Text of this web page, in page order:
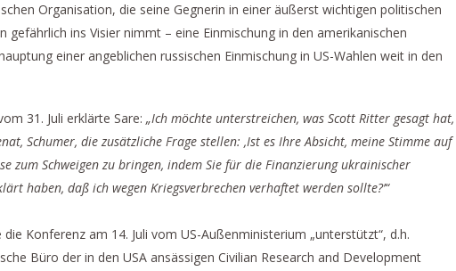
Organisation, die seine Gegnerin in einer äußerst wichtigen politischen
gefährlich ins Visier nimmt – eine Einmischung in den amerikanischen
einer angeblichen russischen Einmischung in US-Wahlen weit in den
31. Juli erklärte Sare: „Ich möchte unterstreichen, was Scott Ritter gesagt hat,
Schumer, die zusätzliche Frage stellen: ‚Ist es Ihre Absicht, meine Stimme auf
zum Schweigen zu bringen, indem Sie für die Finanzierung ukrainischer
haben, daß ich wegen Kriegsverbrechen verhaftet werden sollte?’“
Konferenz am 14. Juli vom US-Außenministerium „unterstützt“, d.h.
Büro der in den USA ansässigen Civilian Research and Development